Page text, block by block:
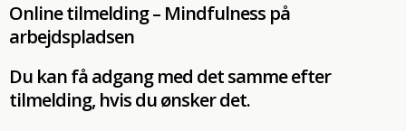
Online tilmelding – Mindfulness på
arbejdspladsen
Du kan få adgang med det samme efter
tilmelding, hvis du ønsker det.